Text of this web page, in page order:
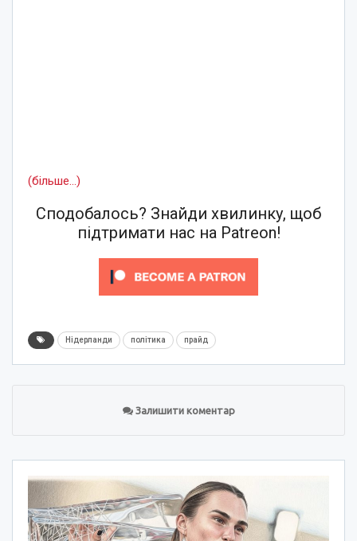
(більше…)
Сподобалось? Знайди хвилинку, щоб
підтримати нас на Patreon!
Нідерланди політика прайд
Залишити коментар